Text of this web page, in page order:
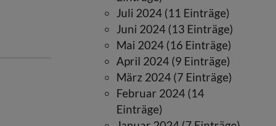
Juli 2024 (11 Einträge)
Juni 2024 (13 Einträge)
Mai 2024 (16 Einträge)
April 2024 (9 Einträge)
März 2024 (7 Einträge)
Februar 2024 (14
Einträge)